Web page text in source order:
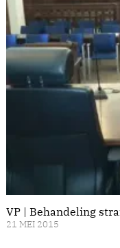
VP | Behandeling
21 MEI 2015